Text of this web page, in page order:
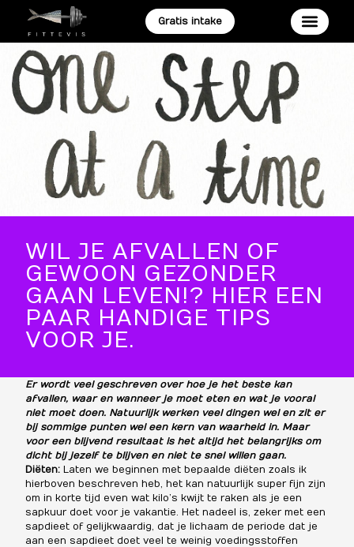
Gratis intake
WIL JE AFVALLEN OF
GEWOON GEZONDER
GAAN LEVEN!? HIER EEN
PAAR HANDIGE TIPS
VOOR JE.
Er wordt veel geschreven over hoe je het beste kan
afvallen, waar en wanneer je moet eten en wat je vooral
niet moet doen. Natuurlijk werken veel dingen wel en zit er
bij sommige punten wel een kern van waarheid in. Maar
voor een blijvend resultaat is het altijd het belangrijks om
dicht bij jezelf te blijven en niet te snel willen gaan.
Diëten: Laten we beginnen met bepaalde diëten zoals ik
hierboven beschreven heb, het kan natuurlijk super fijn zijn
om in korte tijd even wat kilo’s kwijt te raken als je een
sapkuur doet voor je vakantie. Het nadeel is, zeker met een
sapdieet of gelijkwaardig, dat je lichaam de periode dat je
aan een sapdieet doet veel te weinig voedingsstoffen